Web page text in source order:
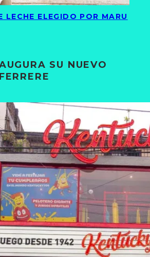
LECHE ELEGIDO POR MARU
SU NUEVO